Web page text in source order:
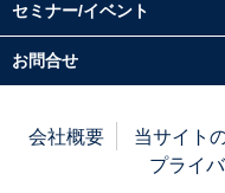
セミナー/イベント
お問合せ
会社概要 当サイト
プライ